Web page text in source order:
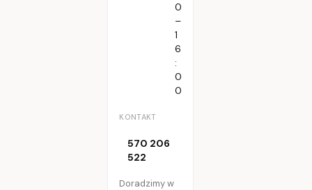
0
–
1
6
:
0
0
KONTAKT
570 206
522
Doradzimy w